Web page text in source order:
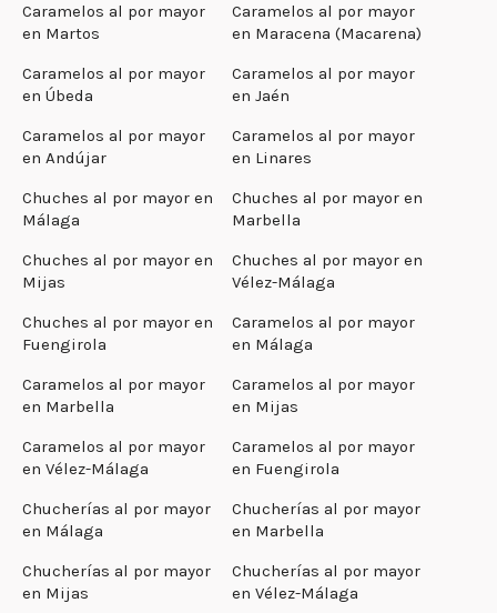
Caramelos al por mayor
en Martos
Caramelos al por mayor
en Maracena (Macarena)
Caramelos al por mayor
en Úbeda
Caramelos al por mayor
en Jaén
Caramelos al por mayor
en Andújar
Caramelos al por mayor
en Linares
Chuches al por mayor en
Málaga
Chuches al por mayor en
Marbella
Chuches al por mayor en
Mijas
Chuches al por mayor en
Vélez-Málaga
Chuches al por mayor en
Fuengirola
Caramelos al por mayor
en Málaga
Caramelos al por mayor
en Marbella
Caramelos al por mayor
en Mijas
Caramelos al por mayor
en Vélez-Málaga
Caramelos al por mayor
en Fuengirola
Chucherías al por mayor
en Málaga
Chucherías al por mayor
en Marbella
Chucherías al por mayor
en Mijas
Chucherías al por mayor
en Vélez-Málaga